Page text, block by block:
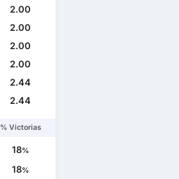
2.00
2.00
2.00
2.00
2.44
2.44
% Victorias
18%
18%